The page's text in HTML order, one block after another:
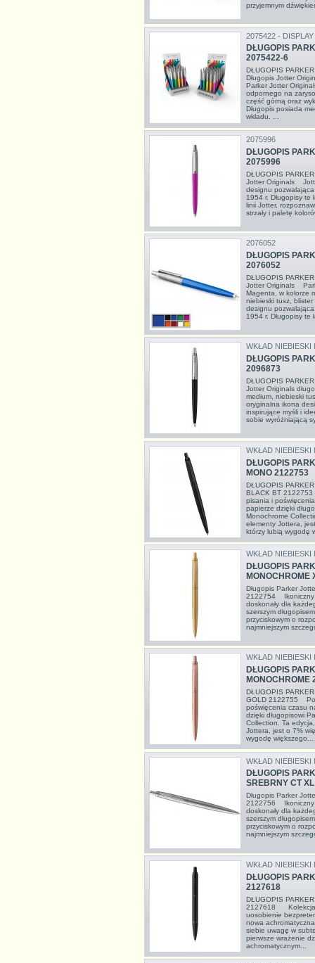
przyjemnym
2075422 - DISPLAY
DŁUGOPIS
2075422-6
DŁUGOPIS
Długopis Jotter
Parker Jotter
odpornego na
część górną oraz
Długopis posiada
wkładu. ...
2075996
DŁUGOPIS
2075996
DŁUGOPIS
Jotter Originals
designu
1954 r. Długopisy te
linii Jotter,
strzały i paletę
2076052
DŁUGOPIS
2076052
DŁUGOPIS
Jotter Originals
Magenta, w kolorze
niebieski tusz,
designu
1954 r. Długopisy te
WKŁAD NIEBIESKI
DŁUGOPIS
2096873
DŁUGOPIS
Jotter Originals
medium, niebieski
oryginalna ikona
inspirujące myśli i
sobie wyróżniającą
WKŁAD NIEBIESKI
DŁUGOPIS
MONO 2122753
DŁUGOPIS
BLACK BT
pisania i
papierze dzięki
Monochrome
elementy Jottera,
którzy lubią wygodę
WKŁAD NIEBIESKI
DŁUGOPIS
MONOCHROME
Długopis Parker
2122754 Ikoniczny
doskonały dla
szerszym
przyciskowym o
najmniejszym
WKŁAD NIEBIESKI
DŁUGOPIS
MONOCHROME
DŁUGOPIS
GOLD 2122755
poświęcenia czasu
dzięki długopisowi
Collection. Ta
Jottera, jest o 7%
wygodę większego...
WKŁAD NIEBIESKI
DŁUGOPIS
SREBRNY CT
Długopis Parker
2122756 Ikoniczny
doskonały dla
szerszym
przyciskowym o
najmniejszym
WKŁAD NIEBIESKI
DŁUGOPIS
2127618
DŁUGOPIS
2127618 Kolekcja
uosobienie
nowa
siebie uwagę w
pierwsze wrażenie
achromatycznym...